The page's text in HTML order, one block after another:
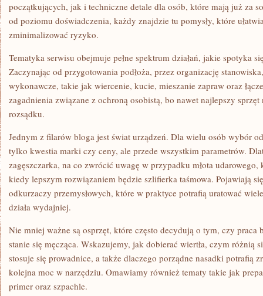
początkujących, jak i techniczne detale dla osób, które mają już za
od poziomu doświadczenia, każdy znajdzie tu pomysły, które
zminimalizować ryzyko.
Tematyka serwisu obejmuje pełne spektrum działań, jakie spotyka
Zaczynając od przygotowania podłoża, przez organizację
wykonawcze, takie jak wiercenie, kucie, mieszanie zapraw oraz
zagadnienia związane z ochroną osobistą, bo nawet najlepszy
rozsądku.
Jednym z filarów bloga jest świat urządzeń. Dla wielu osób wybór
tylko kwestia marki czy ceny, ale przede wszystkim parametrów.
zagęszczarka, na co zwrócić uwagę w przypadku młota
kiedy lepszym rozwiązaniem będzie szlifierka taśmowa. Pojawiają
odkurzaczy przemysłowych, które w praktyce potrafią uratować
działa wydajniej.
Nie mniej ważne są osprzęt, które często decydują o tym, czy praca
stanie się męcząca. Wskazujemy, jak dobierać wiertła, czym różnią
stosuje się prowadnice, a także dlaczego porządne nasadki potrafią
kolejna moc w narzędziu. Omawiamy również tematy takie jak
primer oraz szpachle.